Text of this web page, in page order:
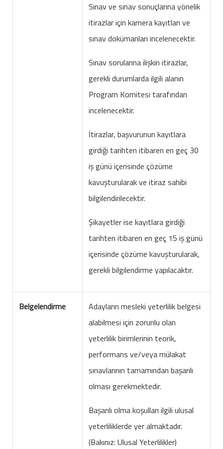
Sınav ve sınav sonuçlarına yönelik
itirazlar için kamera kayıtları ve
sınav dokümanları incelenecektir.
Sınav sorularına ilişkin itirazlar,
gerekli durumlarda ilgili alanın
Program Komitesi tarafından
incelenecektir.
İtirazlar, başvurunun kayıtlara
girdiği tarihten itibaren en geç 30
iş günü içerisinde çözüme
kavuşturularak ve itiraz sahibi
bilgilendirilecektir.
Şikayetler ise kayıtlara girdiği
tarihten itibaren en geç 15 iş günü
içerisinde çözüme kavuşturularak,
gerekli bilgilendirme yapılacaktır.
Belgelendirme
Adayların mesleki yeterlilik belgesi
alabilmesi için zorunlu olan
yeterlilik birimlerinin teorik,
performans ve/veya mülakat
sınavlarının tamamından başarılı
olması gerekmektedir.
Başarılı olma koşulları ilgili ulusal
yeterliliklerde yer almaktadır.
(Bakınız: Ulusal Yeterlilikler)